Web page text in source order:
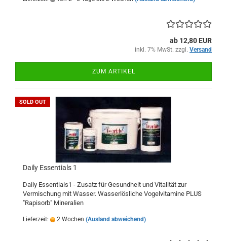
ab 12,80 EUR
inkl. 7% MwSt. zzgl. Versand
ZUM ARTIKEL
SOLD OUT
Daily Essentials 1
Daily Essentials1 - Zusatz für Gesundheit und Vitalität zur
Vermischung mit Wasser. Wasserlösliche Vogelvitamine PLUS
"Rapisorb" Mineralien
Lieferzeit: 2 Wochen (Ausland abweichend)